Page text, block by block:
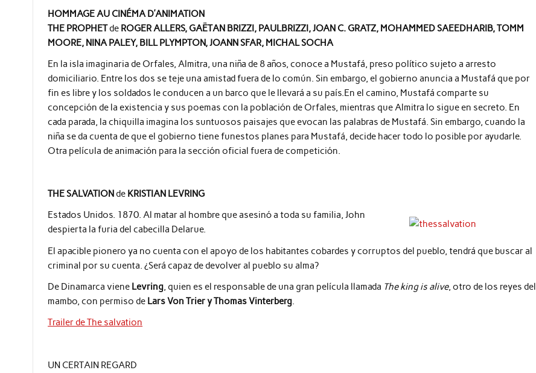
HOMMAGE AU CINÉMA D’ANIMATION
THE PROPHETde ROGER ALLERS, GAËTAN BRIZZI, PAULBRIZZI, JOAN C. GRATZ, MOHAMMED SAEEDHARIB, TOMM
MOORE, NINA PALEY, BILL PLYMPTON, JOANN SFAR, MICHAL SOCHA
En la isla imaginaria de Orfales, Almitra, una niña de 8 años, conoce a Mustafá, preso político sujeto a arresto
domiciliario. Entre los dos se teje una amistad fuera de lo común. Sin embargo, el gobierno anuncia a Mustafá que por
fin es libre y los soldados le conducen a un barco que le llevará a su país.En el camino, Mustafá comparte su
concepción de la existencia y sus poemas con la población de Orfales, mientras que Almitra lo sigue en secreto. En
cada parada, la chiquilla imagina los suntuosos paisajes que evocan las palabras de Mustafá. Sin embargo, cuando la
niña se da cuenta de que el gobierno tiene funestos planes para Mustafá, decide hacer todo lo posible por ayudarle.
Otra película de animación para la sección oficial fuera de competición.
THE SALVATIONde KRISTIAN LEVRING
Estados Unidos. 1870. Al matar al hombre que asesinó a toda su familia, John
despierta la furia del cabecilla Delarue.
El apacible pionero ya no cuenta con el apoyo de los habitantes cobardes y corruptos del pueblo, tendrá que buscar al
criminal por su cuenta. ¿Será capaz de devolver al pueblo su alma?
De Dinamarca viene Levring, quien es el responsable de una gran película llamada The king is alive, otro de los reyes del
mambo, con permiso de Lars Von Trier y Thomas Vinterberg.
Trailer de The salvation
UN CERTAIN REGARD